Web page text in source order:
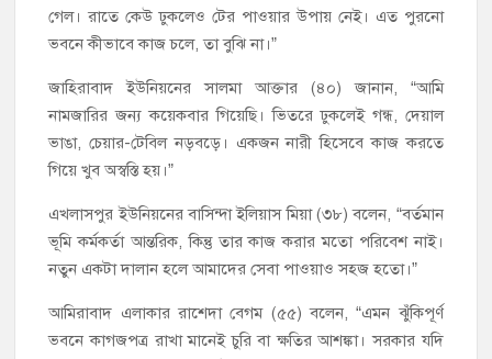
গেল। রাতে কেউ ঢুকলেও টের পাওয়ার উপায় নেই। এত পুরনো
ভবনে কীভাবে কাজ চলে, তা বুঝি না।”
জাহিরাবাদ ইউনিয়নের সালমা আক্তার (৪০) জানান, “আমি
নামজারির জন্য কয়েকবার গিয়েছি। ভিতরে ঢুকলেই গন্ধ, দেয়াল
ভাঙা, চেয়ার-টেবিল নড়বড়ে। একজন নারী হিসেবে কাজ করতে
গিয়ে খুব অস্বস্তি হয়।”
এখলাসপুর ইউনিয়নের বাসিন্দা ইলিয়াস মিয়া (৩৮) বলেন, “বর্তমান
ভূমি কর্মকর্তা আন্তরিক, কিন্তু তার কাজ করার মতো পরিবেশ নাই।
নতুন একটা দালান হলে আমাদের সেবা পাওয়াও সহজ হতো।”
আমিরাবাদ এলাকার রাশেদা বেগম (৫৫) বলেন, “এমন ঝুঁকিপূর্ণ
ভবনে কাগজপত্র রাখা মানেই চুরি বা ক্ষতির আশঙ্কা। সরকার যদি